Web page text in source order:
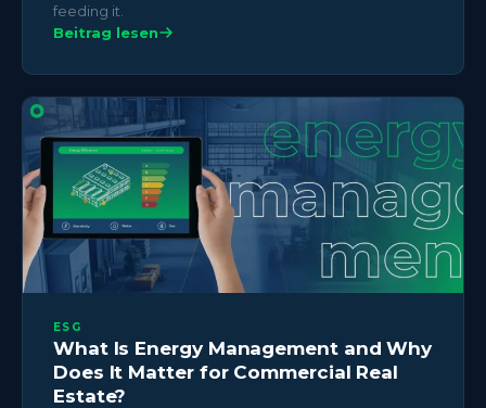
feeding it.
Beitrag lesen
ESG
What Is Energy Management and Why
Does It Matter for Commercial Real
Estate?